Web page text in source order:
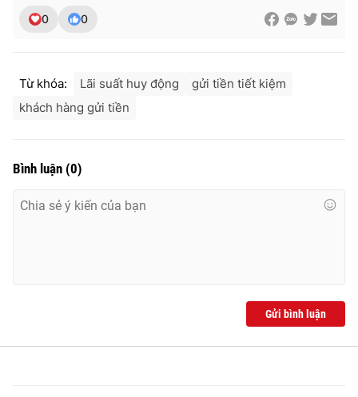
0 0
Từ khóa: Lãi suất huy động
gửi tiền tiết kiệm
khách hàng gửi tiền
Bình luận (0)
Gửi bình luận